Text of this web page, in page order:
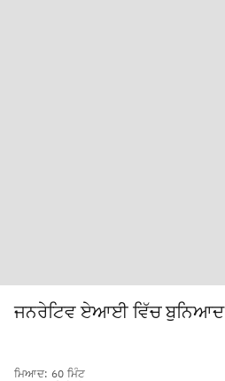
ਜਨਰੇਟਿਵ ਏਆਈ ਵਿੱਚ ਬੁਨਿਆਦ
ਮਿਆਦ: 60 ਮਿੰਟ